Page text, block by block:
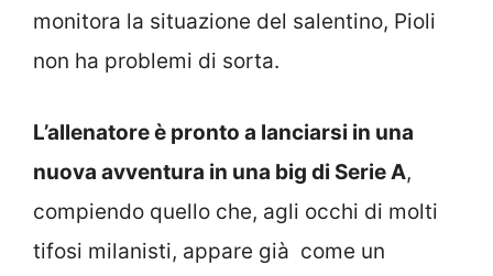
monitora la situazione del salentino, Pioli
non ha problemi di sorta.
L’allenatore è pronto a lanciarsi in una
nuova avventura in una big di Serie A,
compiendo quello che, agli occhi di molti
tifosi milanisti, appare già come un